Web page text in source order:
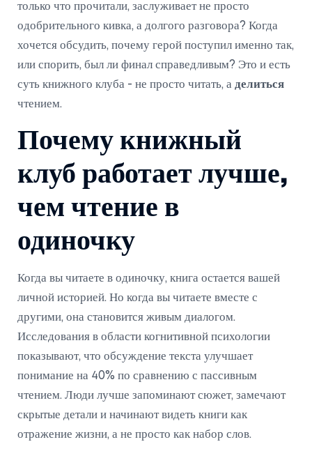
только что прочитали, заслуживает не просто
одобрительного кивка, а долгого разговора? Когда
хочется обсудить, почему герой поступил именно так,
или спорить, был ли финал справедливым? Это и есть
суть книжного клуба - не просто читать, а делиться
чтением.
Почему книжный
клуб работает лучше,
чем чтение в
одиночку
Когда вы читаете в одиночку, книга остается вашей
личной историей. Но когда вы читаете вместе с
другими, она становится живым диалогом.
Исследования в области когнитивной психологии
показывают, что обсуждение текста улучшает
понимание на 40% по сравнению с пассивным
чтением. Люди лучше запоминают сюжет, замечают
скрытые детали и начинают видеть книги как
отражение жизни, а не просто как набор слов.